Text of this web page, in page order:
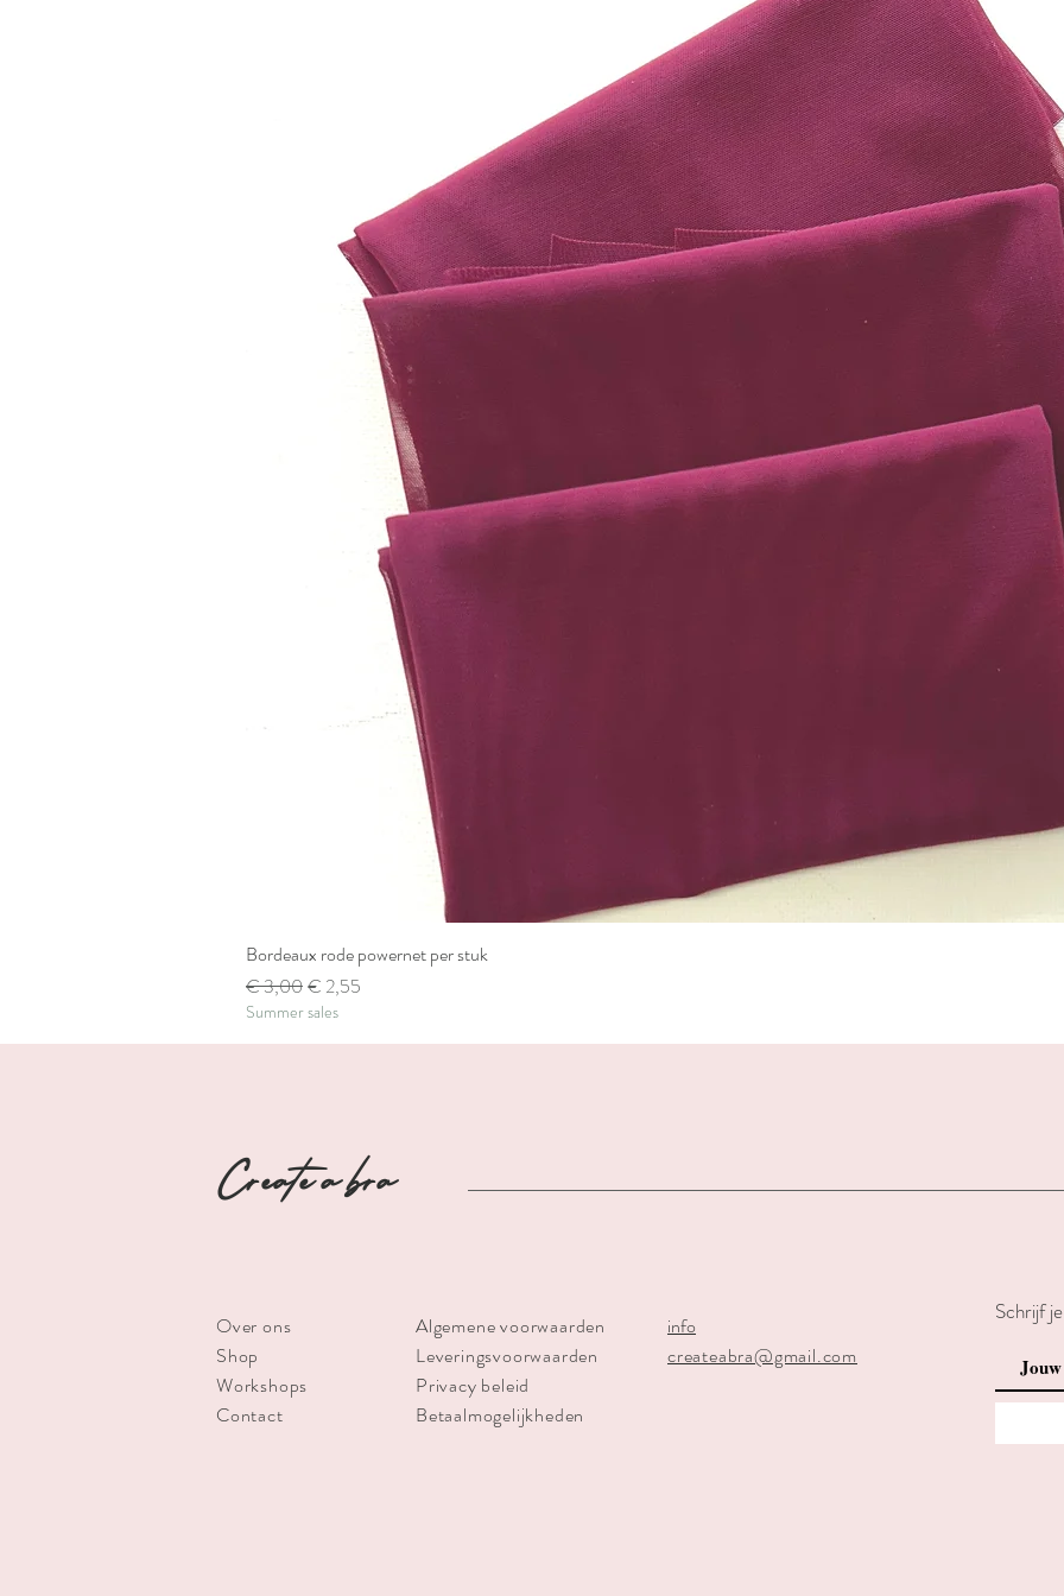
Bordeaux rode powernet per stuk
Normale prijs
€ 3,00Verkoopprijs
€ 2,55
Summer sales
Create a bra
Over ons
Shop
Workshops
Contact
Algemene voorwaarden
Leveringsvoorwaarden
Privacy beleid
Betaalmogelijkheden
info
createabra@gmail.com
Schrijf